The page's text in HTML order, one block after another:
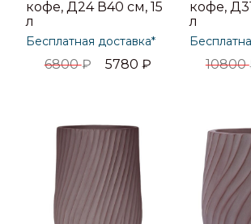
кофе, Д24 В40 см, 15
л
Бесплатная доставка*
6800₽ 5780 ₽
кофе,
л
10800